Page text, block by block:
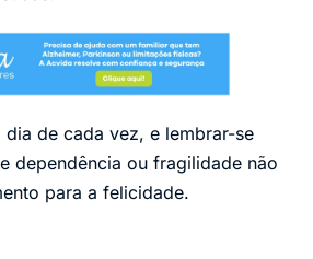
dia de cada vez, e lembrar-se
dependência ou fragilidade não
para a felicidade.